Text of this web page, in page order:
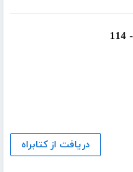
دریافت از کتابراه